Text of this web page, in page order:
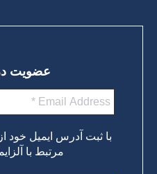
عضویت
با ثبت آدرس ایمیل خود
مرتبط با